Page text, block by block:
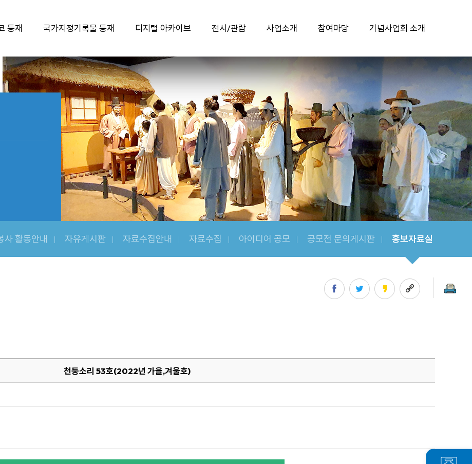
등재
유네스코 등재 과정
국채보상운동 기록물
선정기준 충족여부
유네스코 세계기록유산
한국의 세계기록유산
국가지정기록물 등재
국가지정기록물이란?
국가지정기록물 제17호
『국채보상운동 관련
기록물』
디지털 아카이브
디지털 아카이브 바로가기
학예사가 들려주는
국채보상운동 유물 이야기
전시/관람
국채보상운동기념관
국채보상운동기록전시관
기념공원
기념비
행사안내
단체관람 신청
단체관람 신청 확인
사업소개
기념사업
교육연대사업
교육문화사업
서상돈상
연례행사
주요행사
캐릭터 공모전
참여마당
공지사항
보도자료
문의하기
청소년자원봉사 활동안내
자유게시판
자료수집안내
자료수집
기념사업회 소개
인사말
설립 목적 및 비전
연혁
사단법인 안내
조직현황
후원안내
찾아오시는길
사 활동안내 자유게시판 자료수집안내 자료수집 아이디어 공모 공모전 문의게시판 홍보자료실
천둥소리 53호(2022년 가을,겨울호)